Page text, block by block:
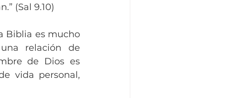
(Sal 9.10)
Biblia es mucho
relación de
de Dios es
vida personal,